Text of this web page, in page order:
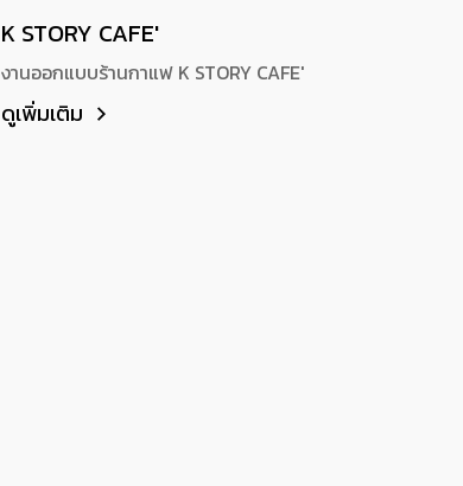
K STORY CAFE'
งานออกแบบร้านกาแฟ K STORY CAFE'
ดูเพิ่มเติม